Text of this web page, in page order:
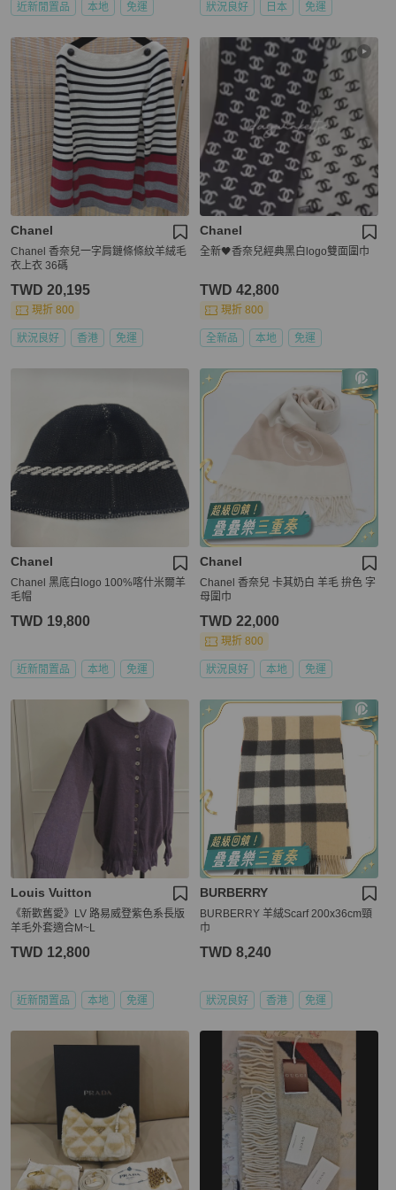
近新閒置品 本地 免運 狀況良好 日本 免運
Chanel
Chanel 香奈兒一字肩鏈條條紋羊絨毛
衣上衣 36碼
TWD 20,195
現折 800
狀況良好 香港 免運
Chanel
全新🖤香奈兒經典黑白logo雙面圍巾
TWD 42,800
現折 800
全新品 本地 免運
Chanel
Chanel 黑底白logo 100%喀什米爾羊
毛帽
TWD 19,800
近新閒置品 本地 免運
Chanel
Chanel 香奈兒 卡其奶白 羊毛 拚色 字
母圍巾
TWD 22,000
現折 800
狀況良好 本地 免運
Louis Vuitton
《新歡舊愛》LV 路易威登紫色系長版
羊毛外套適合M~L
TWD 12,800
近新閒置品 本地 免運
BURBERRY
BURBERRY 羊絨Scarf 200x36cm頸
巾
TWD 8,240
狀況良好 香港 免運